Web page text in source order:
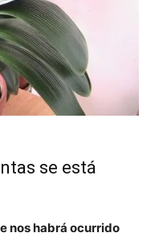
se está
nos habrá ocurrido